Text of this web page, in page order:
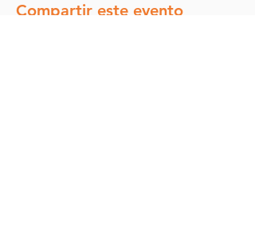
Compartir este evento